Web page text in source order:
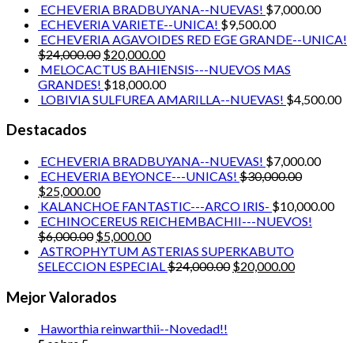
ECHEVERIA BRADBUYANA--NUEVAS! $7,000.00
ECHEVERIA VARIETE--UNICA! $9,500.00
ECHEVERIA AGAVOIDES RED EGE GRANDE--UNICA!
$24,000.00 $20,000.00
MELOCACTUS BAHIENSIS---NUEVOS MAS
GRANDES! $18,000.00
LOBIVIA SULFUREA AMARILLA--NUEVAS! $4,500.00
Destacados
ECHEVERIA BRADBUYANA--NUEVAS! $7,000.00
ECHEVERIA BEYONCE---UNICAS! $30,000.00
$25,000.00
KALANCHOE FANTASTIC---ARCO IRIS- $10,000.00
ECHINOCEREUS REICHEMBACHII---NUEVOS!
$6,000.00 $5,000.00
ASTROPHYTUM ASTERIAS SUPERKABUTO
SELECCION ESPECIAL$24,000.00 $20,000.00
Mejor Valorados
Haworthia reinwarthii--Novedad!!